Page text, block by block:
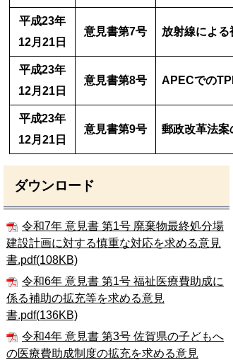
平成23年
12月21日
意見書第7号 放射線によ
平成23年
12月21日
意見書第8号 APECでの
平成23年
12月21日
意見書第9号 郵政改革法案
ダウンロード
令和7年 意見書 第1号 廃棄物最終処分場
建設計画に対する慎重な対応を求める意見
書.pdf(108KB)
令和6年 意見書 第1号 福祉医療費助成に
係る補助の拡充等を求める意見
書.pdf(136KB)
令和4年 意見書 第3号 佐賀県の子どもへ
の医療費助成制度の拡充を求める意見